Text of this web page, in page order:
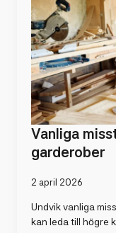
Vanliga
garderober
2 april 2026
Undvik vanliga
kan leda till högre